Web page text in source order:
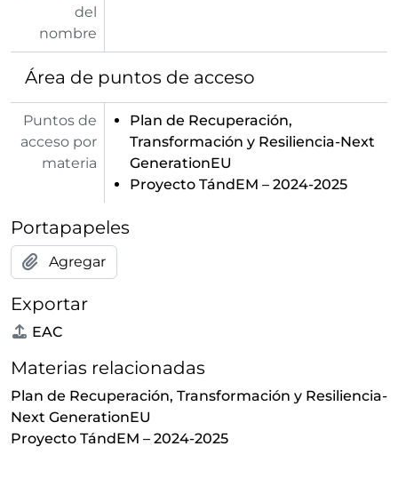
del
nombre
Área de puntos de acceso
Puntos de
acceso por
materia
Plan de Recuperación,
Transformación y Resiliencia-Next
GenerationEU
Proyecto TándEM – 2024-2025
Portapapeles
Agregar
Exportar
EAC
Materias relacionadas
Plan de Recuperación, Transformación y Resiliencia-
Next GenerationEU
Proyecto TándEM – 2024-2025